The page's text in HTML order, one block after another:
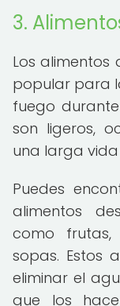
3.
Los
popular para
fuego
son ligeros,
una larga vida
Puedes
alimentos
como frutas,
sopas. Estos
eliminar el
que los